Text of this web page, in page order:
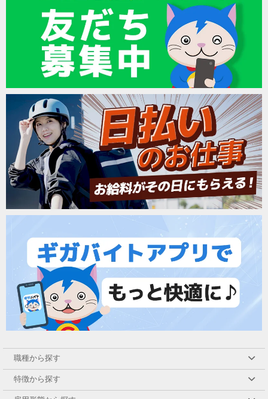
職種から探す
特徴から探す